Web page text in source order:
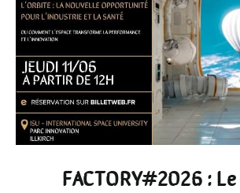
FACTORY#2026 :